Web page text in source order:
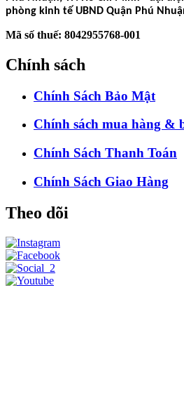
phòng kinh tế UBND Quận Phú
Mã số thuế: 8042955768-001
Chính sách
Chính Sách Bảo Mật
Chính sách mua hàng &
Chính Sách Thanh Toán
Chính Sách Giao Hàng
Theo dõi